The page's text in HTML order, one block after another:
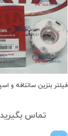
فیلتر بنزین سانتافه و
تماس بگیرید